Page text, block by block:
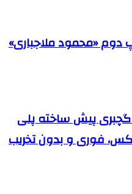
«محمود ملاجباری»
گچبری پیش ساخته پلی
فوری و بدون تخریب